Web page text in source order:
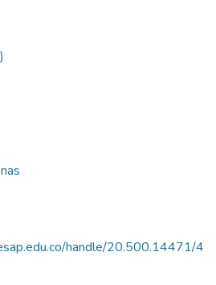
handle/20.500.14471/4